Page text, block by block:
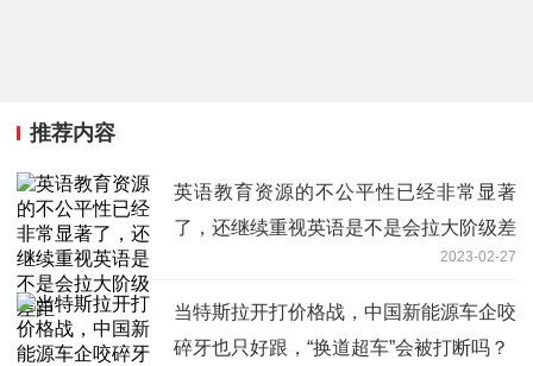
推荐内容
英语教育资源的不公平性已经非常显著
了，还继续重视英语是不是会拉大阶级差
2023-02-27
当特斯拉开打价格战，中国新能源车企咬
碎牙也只好跟，“换道超车”会被打断吗？